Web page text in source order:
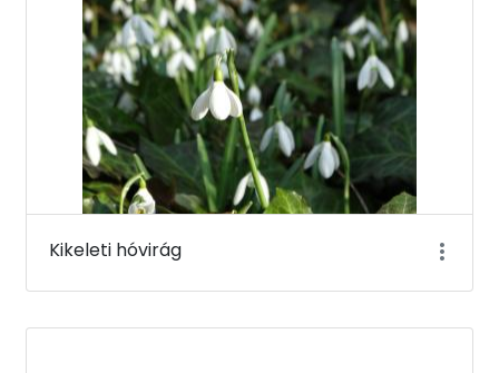
Kikeleti hóvirág